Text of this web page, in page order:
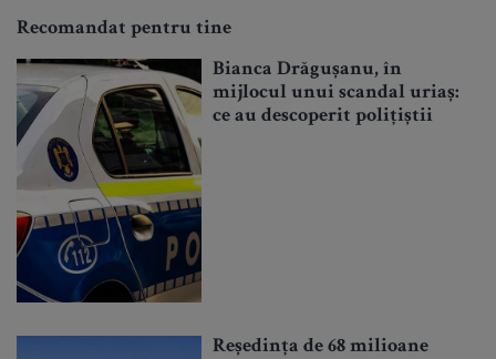
Recomandat pentru tine
Bianca Drăgușanu, în
mijlocul unui scandal uriaș:
ce au descoperit polițiștii
Reședința de 68 milioane